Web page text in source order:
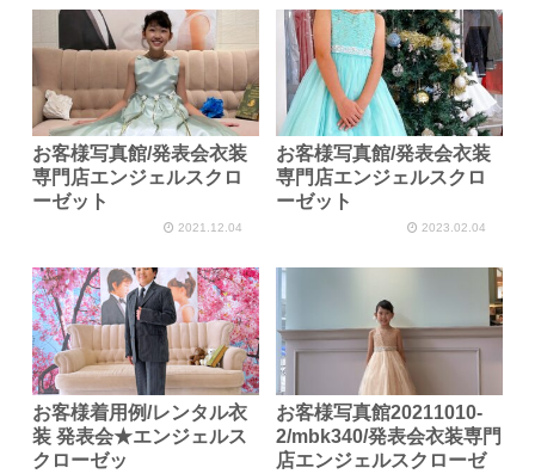
お客様写真館/発表会衣装
専門店エンジェルスクロ
ーゼット
2021.12.04
お客様写真館/発表会衣装
専門店エンジェルスクロ
ーゼット
2023.02.04
お客様着用例/レンタル衣
装 発表会★エンジェルス
クローゼッ
お客様写真館20211010-
2/mbk340/発表会衣装専門
店エンジェルスクローゼ